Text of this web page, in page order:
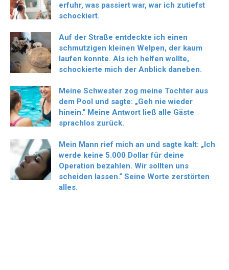
erfuhr, was passiert war, war ich zutiefst
schockiert.
Auf der Straße entdeckte ich einen
schmutzigen kleinen Welpen, der kaum
laufen konnte. Als ich helfen wollte,
schockierte mich der Anblick daneben.
Meine Schwester zog meine Tochter aus
dem Pool und sagte: „Geh nie wieder
hinein.“ Meine Antwort ließ alle Gäste
sprachlos zurück.
Mein Mann rief mich an und sagte kalt: „Ich
werde keine 5.000 Dollar für deine
Operation bezahlen. Wir sollten uns
scheiden lassen.“ Seine Worte zerstörten
alles.